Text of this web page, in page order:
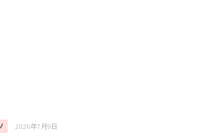
2026年7月9日